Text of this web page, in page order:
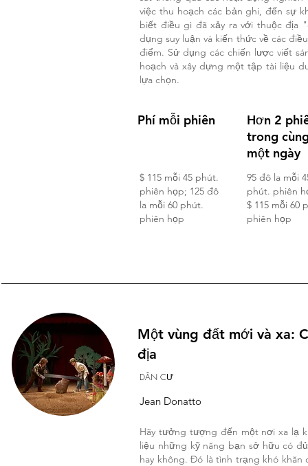
việc thu hoạch các bản ghi, đến sự
biết điều gì đã xảy ra với thuộc địa
dụng suy luận và kiến thức về các
điểm. Sử dụng các chiến lược viết
hoạch và xây dựng một tập tài liệu
lựa chọn.
Phí mỗi phiên
$ 115 mỗi 45 phút.
phiên họp; 125 đô
la mỗi 60 phút.
phiên họp
Hơn 2
trong
một ngày
95 đô la mỗi
phút. phiên
$ 115 mỗi 60
phiên họp
Một vùng đất mới và xa:
địa
DÂN CƯ
Jean Donatto
Hãy tưởng tượng đến một nơi xa lạ
liệu những kỹ năng bạn sở hữu có
hay không. Đó là tình trạng khó